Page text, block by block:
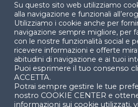
© 2024 Copyright © Politecnico di
di Ingegneria Gestionale
Su questo sito web utilizziamo
alla navigazione e funzionali
Utilizziamo i cookie anche per
navigazione sempre migliore, per
con le nostre funzionalità social e
ricevere informazioni e offerte
abitudini di navigazione e ai tuoi
Puoi esprimere il tuo consenso
ACCETTA.
Potrai sempre gestire le tue
nostro COOKIE CENTER e
informazioni sui cookie utilizzati,